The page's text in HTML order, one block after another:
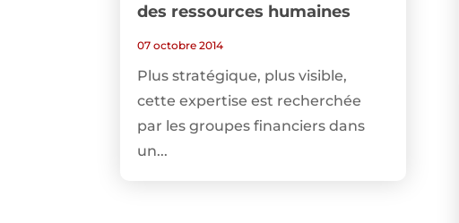
des ressources humaines
07 octobre 2014
Plus stratégique, plus visible,
cette expertise est recherchée
par les groupes financiers dans
un...